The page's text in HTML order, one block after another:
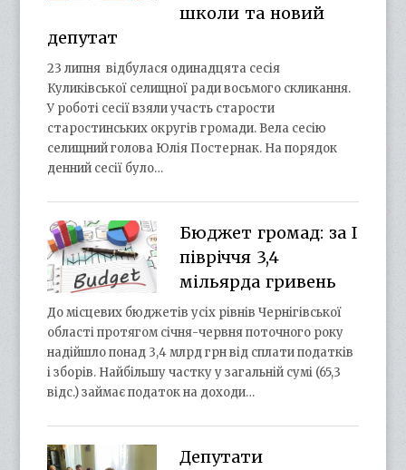
школи та новий
депутат
23 липня відбулася одинадцята сесія
Куликівської селищної ради восьмого скликання.
У роботі сесії взяли участь старости
старостинських округів громади. Вела сесію
селищний голова Юлія Постернак. На порядок
денний сесії було…
Бюджет громад: за І
півріччя 3,4
мільярда гривень
До місцевих бюджетів усіх рівнів Чернігівської
області протягом січня-червня поточного року
надійшло понад 3,4 млрд грн від сплати податків
і зборів. Найбільшу частку у загальній сумі (65,3
відс.) займає податок на доходи…
Депутати